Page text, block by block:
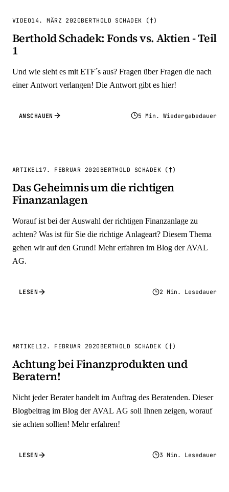
VIDEO14. MÄRZ 2020BERTHOLD SCHADEK (†)
Berthold Schadek: Fonds vs. Aktien - Teil
1
Und wie sieht es mit ETF´s aus? Fragen über Fragen die nach
einer Antwort verlangen! Die Antwort gibt es hier!
ANSCHAUEN 5 Min. Wiedergabedauer
ARTIKEL17. FEBRUAR 2020 BERTHOLD SCHADEK (†)
Das Geheimnis um die richtigen
Finanzanlagen
Worauf ist bei der Auswahl der richtigen Finanzanlage zu
achten? Was ist für Sie die richtige Anlageart? Diesem Thema
gehen wir auf den Grund! Mehr erfahren im Blog der AVAL
AG.
LESEN 2 Min. Lesedauer
ARTIKEL12. FEBRUAR 2020 BERTHOLD SCHADEK (†)
Achtung bei Finanzprodukten und
Beratern!
Nicht jeder Berater handelt im Auftrag des Beratenden. Dieser
Blogbeitrag im Blog der AVAL AG soll Ihnen zeigen, worauf
sie achten sollten! Mehr erfahren!
LESEN 3 Min. Lesedauer